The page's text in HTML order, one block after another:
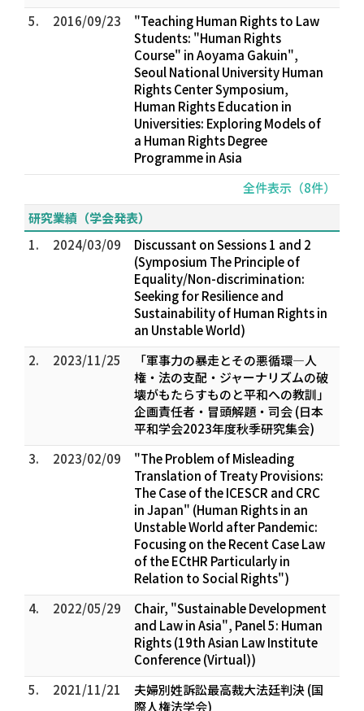
5.
2016/09/23
"Teaching Human Rights to Law
Students: "Human Rights
Course" in Aoyama Gakuin",
Seoul National University Human
Rights Center Symposium,
Human Rights Education in
Universities: Exploring Models of
a Human Rights Degree
Programme in Asia
全件表示（8件）
研究業績（学会発表）
1.
2024/03/09
Discussant on Sessions 1 and 2
(Symposium The Principle of
Equality/Non-discrimination:
Seeking for Resilience and
Sustainability of Human Rights in
an Unstable World)
2.
2023/11/25
「軍事力の暴走とその悪循環―人
権・法の支配・ジャーナリズムの破
壊がもたらすものと平和への教訓」
企画責任者・冒頭解題・司会 (日本
平和学会2023年度秋季研究集会)
3.
2023/02/09
"The Problem of Misleading
Translation of Treaty Provisions:
The Case of the ICESCR and CRC
in Japan" (Human Rights in an
Unstable World after Pandemic:
Focusing on the Recent Case Law
of the ECtHR Particularly in
Relation to Social Rights")
4.
2022/05/29
Chair, "Sustainable Development
and Law in Asia", Panel 5: Human
Rights (19th Asian Law Institute
Conference (Virtual))
5.
2021/11/21
夫婦別姓訴訟最高裁大法廷判決 (国
際人権法学会)